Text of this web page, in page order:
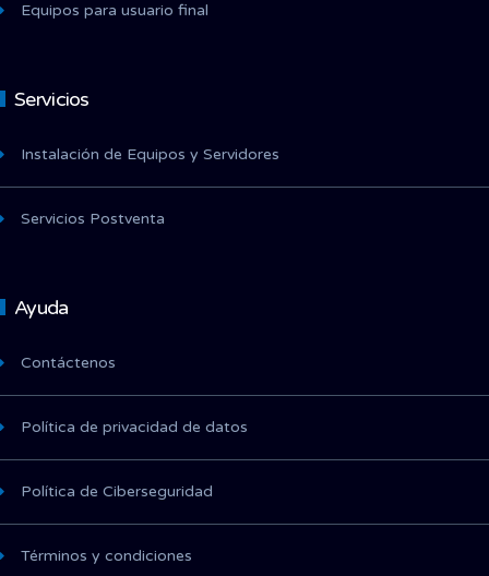
Equipos para usuario final
Servicios
Instalación de Equipos y Servidores
Servicios Postventa
Ayuda
Contáctenos
Política de privacidad de datos
Política de Ciberseguridad
Términos y condiciones